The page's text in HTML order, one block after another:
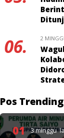
06. 2
Pos Trending
01 3 minggu